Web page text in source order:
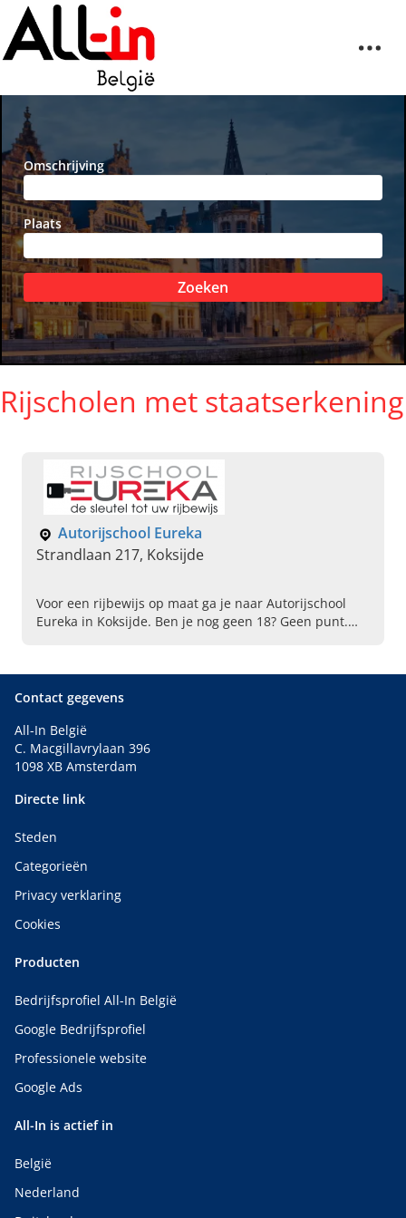
Omschrijving
Plaats
Zoeken
Rijscholen met staatserkening
Autorijschool Eureka
Strandlaan 217, Koksijde
Voor een rijbewijs op maat ga je naar Autorijschool
Eureka in Koksijde. Ben je nog geen 18? Geen punt.
Contact gegevens
All-In België
C. Macgillavrylaan 396
1098 XB Amsterdam
Directe link
Steden
Categorieën
Privacy verklaring
Cookies
Producten
Bedrijfsprofiel All-In België
Google Bedrijfsprofiel
Professionele website
Google Ads
All-In is actief in
België
Nederland